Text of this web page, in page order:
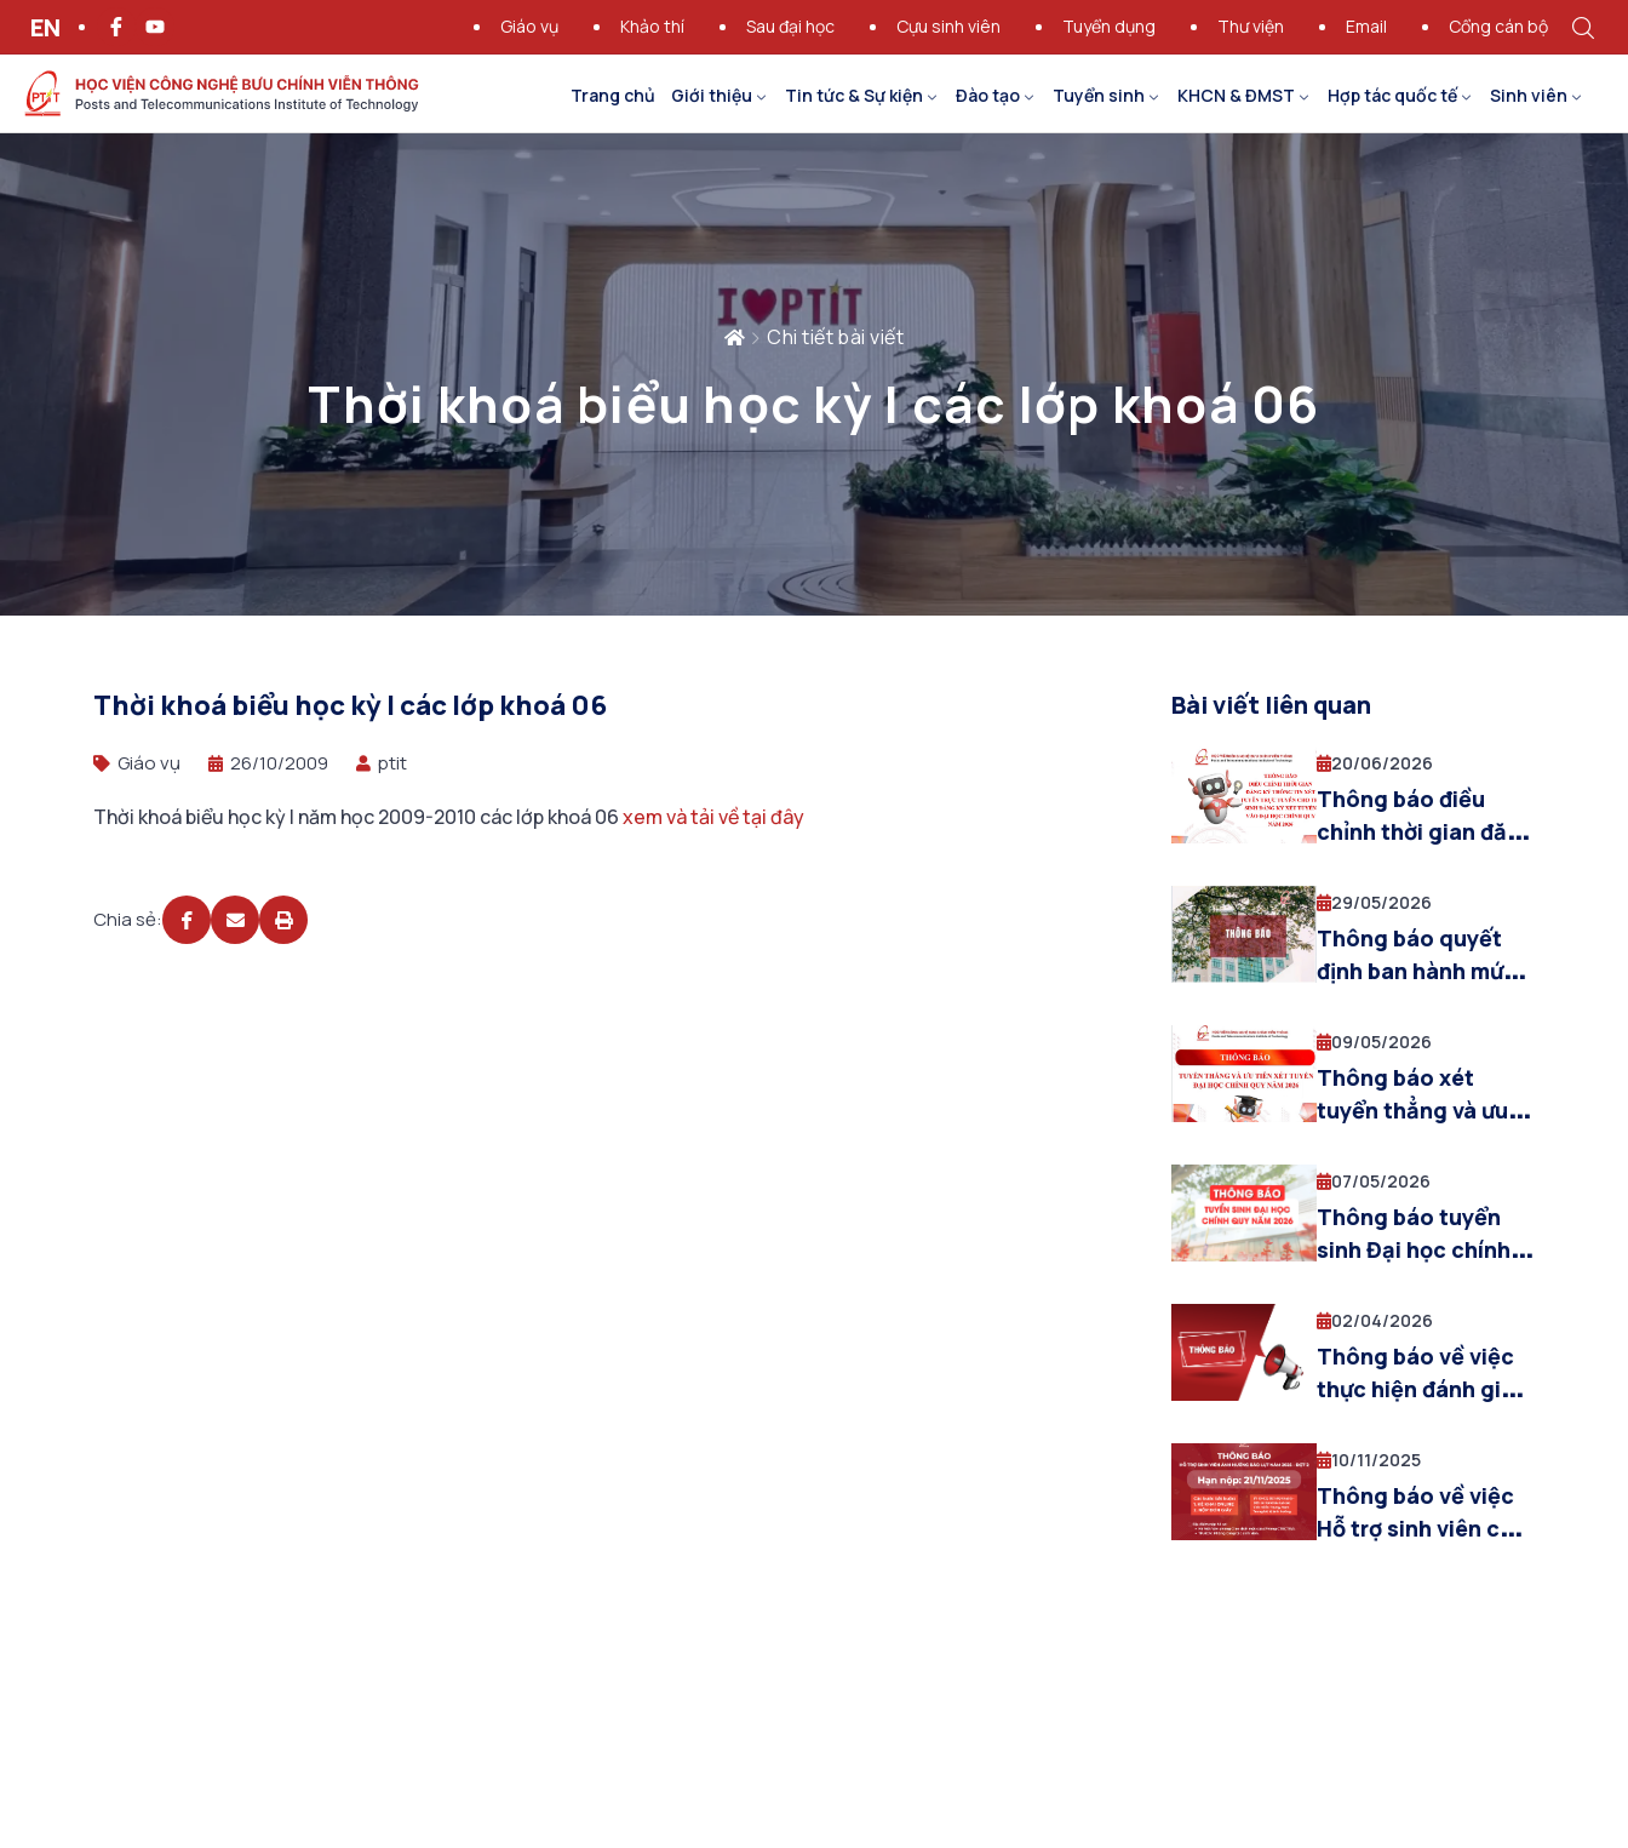
EN Giáo vụ Khảo thí Sau đại học Cựu sinh viên Tuyển dụng Thư viện Email Cổng cán bộ
Trang chủ Giới thiệu Tin tức & Sự kiện Đào tạo Tuyển sinh KHCN & ĐMST Hợp tác quốc tế Sinh viên
Chi tiết bài viết
Thời khoá biểu học kỳ I các lớp khoá 06
Thời khoá biểu học kỳ I các lớp khoá 06
Giáo vụ 26/10/2009 ptit
Thời khoá biểu học kỳ I năm học 2009-2010 các lớp khoá 06xem và tải về tại đây
Chia sẻ:
Bài viết liên quan
20/06/2026
Thông báo điều
chỉnh thời gian đăng
tuyển trực tuyến
cho thí sinh đăng ký
xét tuyển vào Đại
2026
29/05/2026
Thông báo quyết
định ban hành mức
2026-2027
09/05/2026
Thông báo xét
tuyển thẳng và ưu
Đại học hệ Chính
quy năm 2026
07/05/2026
Thông báo tuyển
sinh Đại học chính
02/04/2026
Thông báo về việc
thực hiện đánh giá
sinh viên học kỳ I,
năm học 2025-2026
trên hệ thống PTIT
10/11/2025
Thông báo về việc
Hỗ trợ sinh viên chịu